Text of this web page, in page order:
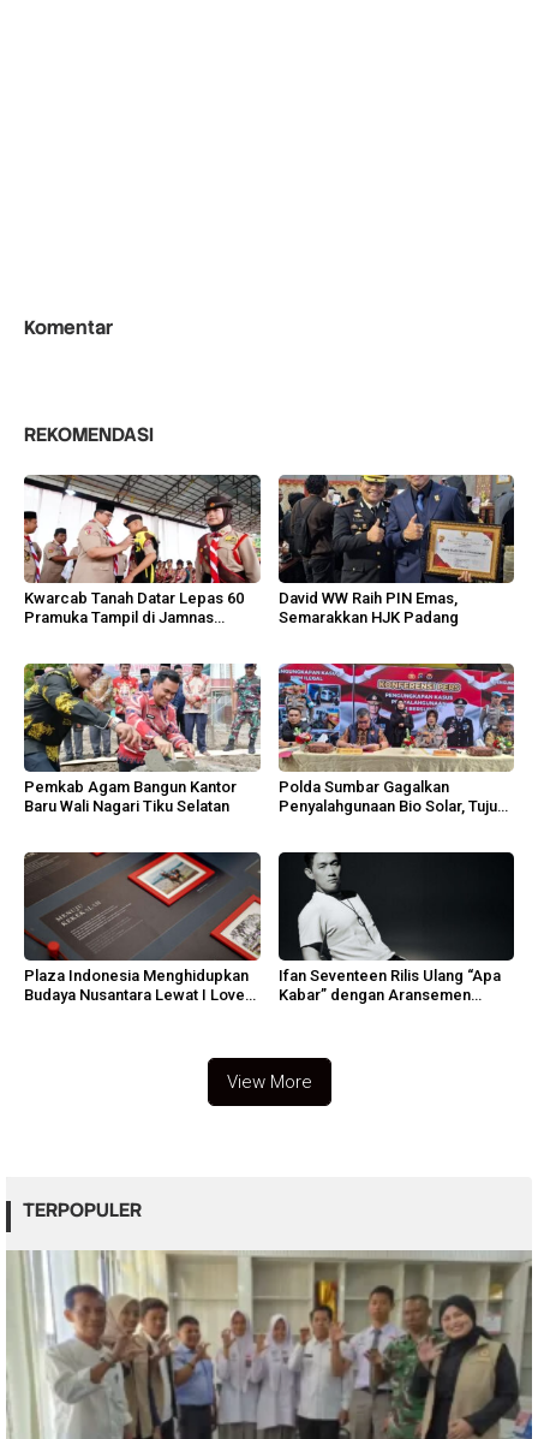
Komentar
REKOMENDASI
Kwarcab Tanah Datar Lepas 60
Pramuka Tampil di Jamnas
David WW Raih PIN Emas,
Semarakkan HJK Padang
Pemkab Agam Bangun Kantor
Baru Wali Nagari Tiku Selatan
Polda Sumbar Gagalkan
Penyalahgunaan Bio Solar, Tujuh
Plaza Indonesia Menghidupkan
Budaya Nusantara Lewat I Love
Ifan Seventeen Rilis Ulang “Apa
Kabar” dengan Aransemen
View More
TERPOPULER